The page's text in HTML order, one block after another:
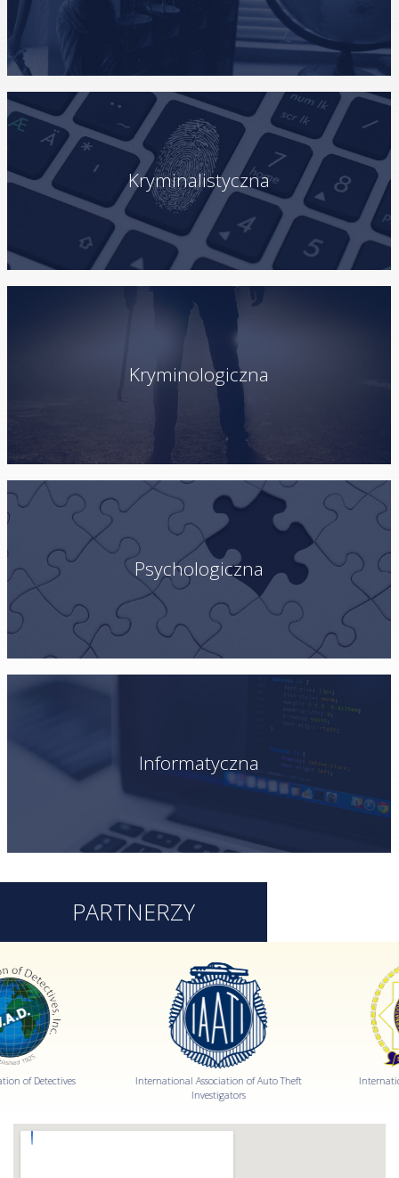
Kryminalistyczna
Kryminologiczna
Psychologiczna
Informatyczna
PARTNERZY
International Association of Auto Theft
International Police Association